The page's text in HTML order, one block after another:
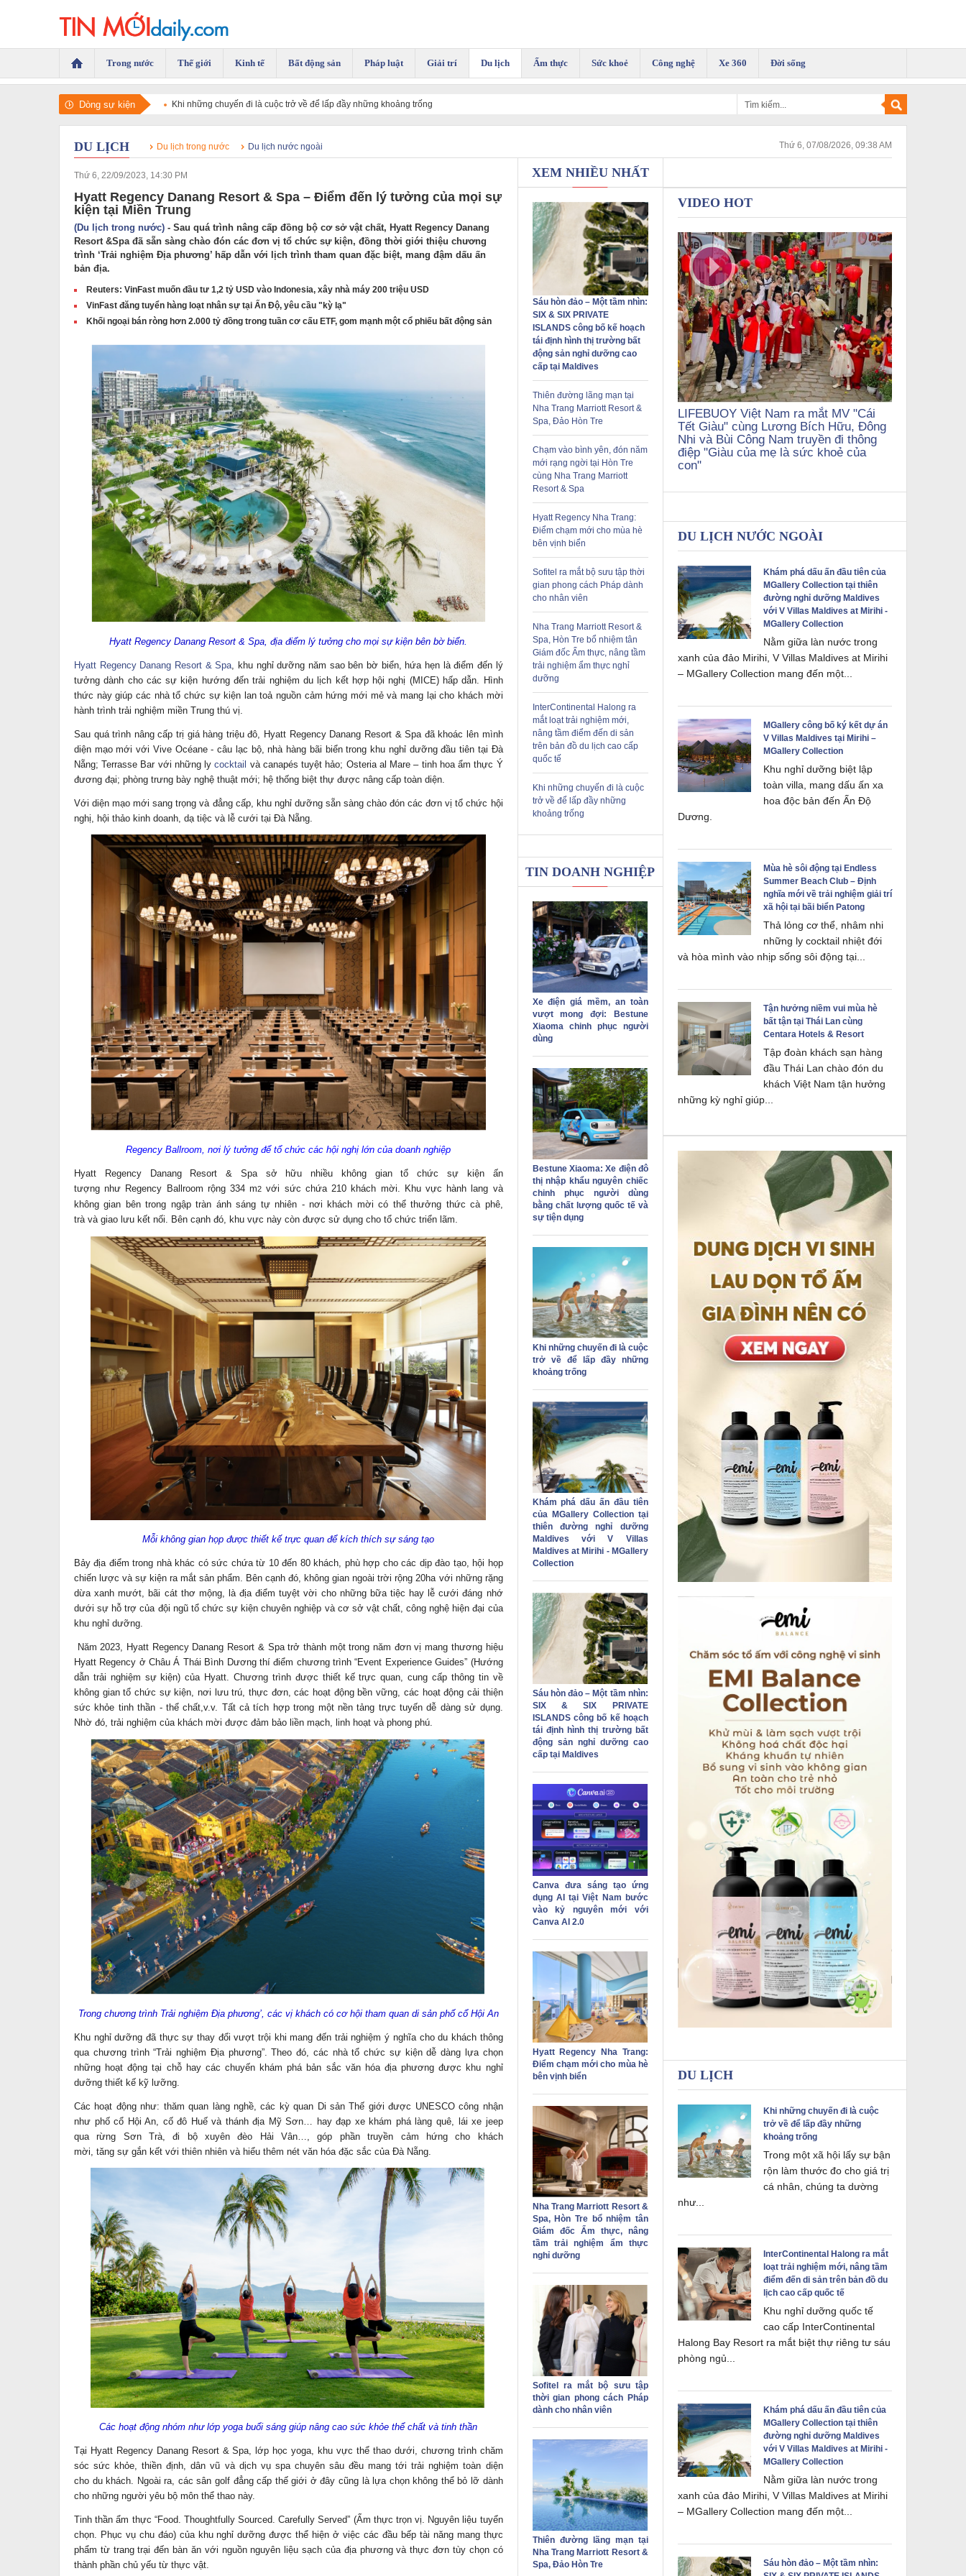
Trong nước Thế giới Kinh tế Bất động sản Pháp luật Giải trí Du lịch Ẩm thực Sức khoẻ Công nghệ Xe 360 Đời sống
Dòng sự kiện Khi những chuyến đi là cuộc trở về để lấp đầy những khoảng trống
DU LỊCH Du lịch trong nước Du lịch nước ngoài Thứ 6, 07/08/2026, 09:38 AM
Thứ 6, 22/09/2023, 14:30 PM
Hyatt Regency Danang Resort & Spa – Điểm đến lý tưởng của mọi sự
kiện tại Miền Trung
(Du lịch trong nước) - Sau quá trình nâng cấp đồng bộ cơ sở vật chất, Hyatt Regency Danang
Resort &Spa đã sẵn sàng chào đón các đơn vị tổ chức sự kiện, đồng thời giới thiệu chương
trình ‘Trải nghiệm Địa phương’ hấp dẫn với lịch trình tham quan đặc biệt, mang đậm dấu ấn
bản địa.
Reuters: VinFast muốn đầu tư 1,2 tỷ USD vào Indonesia, xây nhà máy 200 triệu USD
VinFast đăng tuyển hàng loạt nhân sự tại Ấn Độ, yêu cầu "kỳ lạ"
Khối ngoại bán ròng hơn 2.000 tỷ đồng trong tuần cơ cấu ETF, gom mạnh một cổ phiếu bất động sản
Hyatt Regency Danang Resort & Spa, địa điểm lý tưởng cho mọi sự kiện bên bờ biển.
Hyatt Regency Danang Resort & Spa , khu nghỉ dưỡng năm sao bên bờ biển, hứa hẹn là điểm đến lý
tưởng dành cho các sự kiện hướng đến trải nghiệm du lịch kết hợp hội nghị (MICE) hấp dẫn. Hình
thức này giúp các nhà tổ chức sự kiện lan toả nguồn cảm hứng mới mẻ và mang lại cho khách mời
hành trình trải nghiệm miền Trung thú vị.
Sau quá trình nâng cấp trị giá hàng triệu đô, Hyatt Regency Danang Resort & Spa đã khoác lên mình
diện mạo mới với Vive Océane - câu lạc bộ, nhà hàng bãi biển trong khu nghỉ dưỡng đầu tiên tại Đà
Nẵng; Terrasse Bar với những lycocktail và canapés tuyệt hảo; Osteria al Mare – tinh hoa ẩm thực Ý
đương đại; phòng trưng bày nghệ thuật mới; hệ thống biệt thự được nâng cấp toàn diện.
Với diện mạo mới sang trọng và đẳng cấp, khu nghỉ dưỡng sẵn sàng chào đón các đơn vị tổ chức hội
nghị, hội thảo kinh doanh, dạ tiệc và lễ cưới tại Đà Nẵng.
Regency Ballroom, nơi lý tưởng để tổ chức các hội nghị lớn của doanh nghiệp
Hyatt Regency Danang Resort & Spa sở hữu nhiều không gian tổ chức sự kiện ấn
tượng như Regency Ballroom rộng 334 m2 với sức chứa 210 khách mời. Khu vực hành lang và
không gian bên trong ngập tràn ánh sáng tự nhiên - nơi khách mời có thể thưởng thức cà phê,
trà và giao lưu kết nối. Bên cạnh đó, khu vực này còn được sử dụng cho tổ chức triển lãm.
Mỗi không gian họp được thiết kế trực quan để kích thích sự sáng tạo
Bảy địa điểm trong nhà khác có sức chứa từ 10 đến 80 khách, phù hợp cho các dịp đào tạo, hội họp
chiến lược và sự kiện ra mắt sản phẩm. Bên cạnh đó, không gian ngoài trời rộng 20ha với những rặng
dừa xanh mướt, bãi cát thơ mộng, là địa điểm tuyệt vời cho những bữa tiệc hay lễ cưới đáng nhớ
dưới sự hỗ trợ của đội ngũ tổ chức sự kiện chuyên nghiệp và cơ sở vật chất, công nghệ hiện đại của
khu nghỉ dưỡng.
Năm 2023, Hyatt Regency Danang Resort & Spa trở thành một trong năm đơn vị mang thương hiệu
Hyatt Regency ở Châu Á Thái Bình Dương thí điểm chương trình “Event Experience Guides” (Hướng
dẫn trải nghiệm sự kiện) của Hyatt. Chương trình được thiết kế trực quan, cung cấp thông tin về
không gian tổ chức sự kiện, nơi lưu trú, thực đơn, các hoạt động bền vững, các hoạt động cải thiện
sức khỏe tinh thần - thể chất,v.v. Tất cả tích hợp trong một nền tảng trực tuyến dễ dàng sử dụng.
Nhờ đó, trải nghiệm của khách mời được đảm bảo liền mạch, linh hoạt và phong phú.
Trong chương trình Trải nghiệm Địa phương’, các vị khách có cơ hội tham quan di sản phố cổ Hội An
Khu nghỉ dưỡng đã thực sự thay đổi vượt trội khi mang đến trải nghiệm ý nghĩa cho du khách thông
qua chương trình “Trải nghiệm Địa phương”. Theo đó, các nhà tổ chức sự kiện dễ dàng lựa chọn
những hoạt động tại chỗ hay các chuyến khám phá bản sắc văn hóa địa phương được khu nghỉ
dưỡng thiết kế kỹ lưỡng.
Các hoạt động như: thăm quan làng nghề, các kỳ quan Di sản Thế giới được UNESCO công nhận
như phố cổ Hội An, cố đô Huế và thánh địa Mỹ Sơn… hay đạp xe khám phá làng quê, lái xe jeep
qua rừng Sơn Trà, đi bộ xuyên đèo Hải Vân…, góp phần truyền cảm hứng cho khách
mời, tăng sự gắn kết với thiên nhiên và hiểu thêm nét văn hóa đặc sắc của Đà Nẵng.
Các hoạt động nhóm như lớp yoga buổi sáng giúp nâng cao sức khỏe thể chất và tinh thần
Tại Hyatt Regency Danang Resort & Spa, lớp học yoga, khu vực thể thao dưới, chương trình chăm
sóc sức khỏe, thiền định, dân vũ và dịch vụ spa chuyên sâu đều mang tới trải nghiệm toàn diện
cho du khách. Ngoài ra, các sân golf đẳng cấp thế giới ở đây cũng là lựa chọn không thể bỏ lỡ dành
cho những người yêu bộ môn thể thao này.
Tinh thần ẩm thực “Food. Thoughtfully Sourced. Carefully Served” (Ẩm thực trọn vị. Nguyên liệu tuyển
chọn. Phục vụ chu đáo) của khu nghỉ dưỡng được thể hiện ở việc các đầu bếp tài năng mang thực
phẩm từ trang trại đến bàn ăn với nguồn nguyên liệu sạch của địa phương và thực đơn tùy chọn có
thành phần chủ yếu từ thực vật.
XEM NHIỀU NHẤT
Sáu hòn đảo – Một tầm nhìn:
SIX & SIX PRIVATE
ISLANDS công bố kế hoạch
tái định hình thị trường bất
động sản nghỉ dưỡng cao
cấp tại Maldives
Thiên đường lãng mạn tại
Nha Trang Marriott Resort &
Spa, Đảo Hòn Tre
Chạm vào bình yên, đón năm
mới rạng ngời tại Hòn Tre
cùng Nha Trang Marriott
Resort & Spa
Hyatt Regency Nha Trang:
Điểm chạm mới cho mùa hè
bên vịnh biển
Sofitel ra mắt bộ sưu tập thời
gian phong cách Pháp dành
cho nhân viên
Nha Trang Marriott Resort &
Spa, Hòn Tre bổ nhiệm tân
Giám đốc Ẩm thực, nâng tầm
trải nghiệm ẩm thực nghỉ
dưỡng
InterContinental Halong ra
mắt loạt trải nghiệm mới,
nâng tầm điểm đến di sản
trên bản đồ du lịch cao cấp
quốc tế
Khi những chuyến đi là cuộc
trở về để lấp đầy những
khoảng trống
TIN DOANH NGHIỆP
Xe điện giá mềm, an toàn
vượt mong đợi: Bestune
Xiaoma chinh phục người
dùng
Bestune Xiaoma: Xe điện đô
thị nhập khẩu nguyên chiếc
chinh phục người dùng
bằng chất lượng quốc tế và
sự tiện dụng
Khi những chuyến đi là cuộc
trở về để lấp đầy những
khoảng trống
Khám phá dấu ấn đầu tiên
của MGallery Collection tại
thiên đường nghỉ dưỡng
Maldives với V Villas
Maldives at Mirihi - MGallery
Collection
Sáu hòn đảo – Một tầm nhìn:
SIX & SIX PRIVATE
ISLANDS công bố kế hoạch
tái định hình thị trường bất
động sản nghỉ dưỡng cao
cấp tại Maldives
Canva đưa sáng tạo ứng
dụng AI tại Việt Nam bước
vào kỷ nguyên mới với
Canva AI 2.0
Hyatt Regency Nha Trang:
Điểm chạm mới cho mùa hè
bên vịnh biển
Nha Trang Marriott Resort &
Spa, Hòn Tre bổ nhiệm tân
Giám đốc Ẩm thực, nâng
tầm trải nghiệm ẩm thực
nghỉ dưỡng
Sofitel ra mắt bộ sưu tập
thời gian phong cách Pháp
dành cho nhân viên
Thiên đường lãng mạn tại
Nha Trang Marriott Resort &
Spa, Đảo Hòn Tre
VIDEO HOT
LIFEBUOY Việt Nam ra mắt MV "Cái
Tết Giàu" cùng Lương Bích Hữu, Đông
Nhi và Bùi Công Nam truyền đi thông
điệp "Giàu của mẹ là sức khoẻ của
con"
DU LỊCH NƯỚC NGOÀI
Khám phá dấu ấn đầu tiên của
MGallery Collection tại thiên
đường nghỉ dưỡng Maldives
với V Villas Maldives at Mirihi -
MGallery Collection
Nằm giữa làn nước trong
xanh của đảo Mirihi, V Villas Maldives at Mirihi
– MGallery Collection mang đến một...
MGallery công bố ký kết dự án
V Villas Maldives tại Mirihi –
MGallery Collection
Khu nghỉ dưỡng biệt lập
toàn villa, mang dấu ấn xa
hoa độc bản đến Ấn Độ
Dương.
Mùa hè sôi động tại Endless
Summer Beach Club – Định
nghĩa mới về trải nghiệm giải trí
xã hội tại bãi biển Patong
Thả lỏng cơ thể, nhâm nhi
những ly cocktail nhiệt đới
và hòa mình vào nhịp sống sôi động tại...
Tận hưởng niềm vui mùa hè
bất tận tại Thái Lan cùng
Centara Hotels & Resort
Tập đoàn khách sạn hàng
đầu Thái Lan chào đón du
khách Việt Nam tận hưởng
những kỳ nghỉ giúp...
DU LỊCH
Khi những chuyến đi là cuộc
trở về để lấp đầy những
khoảng trống
Trong một xã hội lấy sự bận
rộn làm thước đo cho giá trị
cá nhân, chúng ta dường
như...
InterContinental Halong ra mắt
loạt trải nghiệm mới, nâng tầm
điểm đến di sản trên bản đồ du
lịch cao cấp quốc tế
Khu nghỉ dưỡng quốc tế
cao cấp InterContinental
Halong Bay Resort ra mắt biệt thự riêng tư sáu
phòng ngủ...
Khám phá dấu ấn đầu tiên của
MGallery Collection tại thiên
đường nghỉ dưỡng Maldives
với V Villas Maldives at Mirihi -
MGallery Collection
Nằm giữa làn nước trong
xanh của đảo Mirihi, V Villas Maldives at Mirihi
– MGallery Collection mang đến một...
Sáu hòn đảo – Một tầm nhìn: